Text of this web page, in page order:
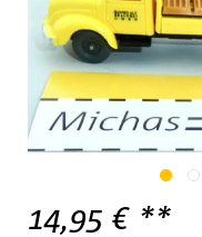
14,95 € **